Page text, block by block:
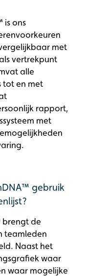
is ons
met
vertrekpunt
alle
tot en met
rapport,
met
gebruik
brengt de
teamleden
Naast het
waar
waar mogelijke